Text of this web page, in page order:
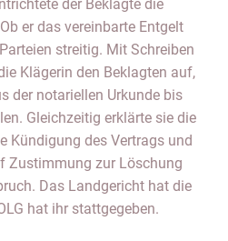
der Beklagte die
er das vereinbarte Entgelt
streitig. Mit Schreiben
Klägerin den Beklagten auf,
der notariellen Urkunde bis
Gleichzeitig erklärte sie die
Kündigung des Vertrags und
Zustimmung zur Löschung
Das Landgericht hat die
hat ihr stattgegeben.